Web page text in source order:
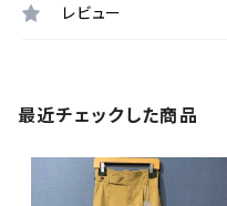
レビュー
最近チェックした商品